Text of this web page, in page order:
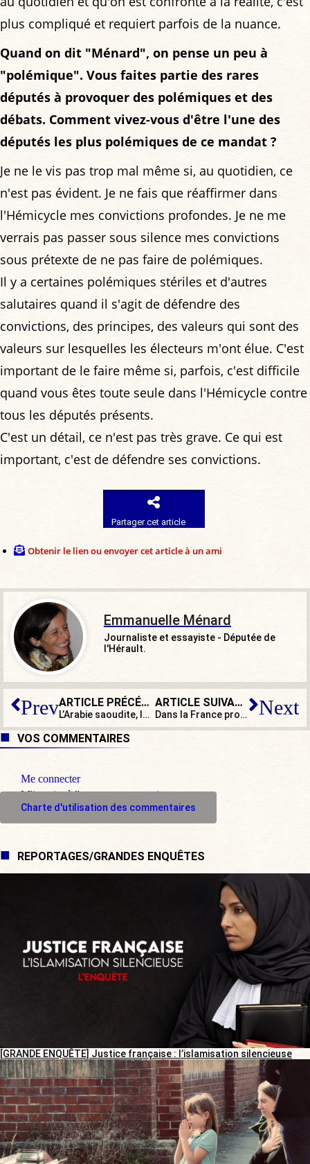
plus compliqué et requiert parfois de la nuance.
Quand on dit "Ménard", on pense un peu à
"polémique". Vous faites partie des rares
députés à provoquer des polémiques et des
débats. Comment vivez-vous d'être l'une des
députés les plus polémiques de ce mandat ?
Je ne le vis pas trop mal même si, au quotidien, ce
n'est pas évident. Je ne fais que réaffirmer dans
l'Hémicycle mes convictions profondes. Je ne me
verrais pas passer sous silence mes convictions
sous prétexte de ne pas faire de polémiques.
Il y a certaines polémiques stériles et d'autres
salutaires quand il s'agit de défendre des
convictions, des principes, des valeurs qui sont des
valeurs sur lesquelles les électeurs m'ont élue. C'est
important de le faire même si, parfois, c'est difficile
quand vous êtes toute seule dans l'Hémicycle contre
tous les députés présents.
C'est un détail, ce n'est pas très grave. Ce qui est
important, c'est de défendre ses convictions.
Partager cet article
Obtenir le lien ou envoyer cet article à un ami
Emmanuelle Ménard
Journaliste et essayiste - Députée de
l'Hérault.
Prev ARTICLE PRÉCÉDENT
L’Arabie saoudite, les échecs, la lâcheté et le pétrole
ARTICLE SUIVANT
Dans la France profonde, la laïcité est en recul quand la mairie reçoit pour Noël Next
VOS COMMENTAIRES
Me connecter
M'inscrire à l'espace commentaire
Charte d'utilisation des commentaires
REPORTAGES/GRANDES ENQUÊTES
[GRANDE ENQUÊTE] Justice française : l’islamisation silencieuse